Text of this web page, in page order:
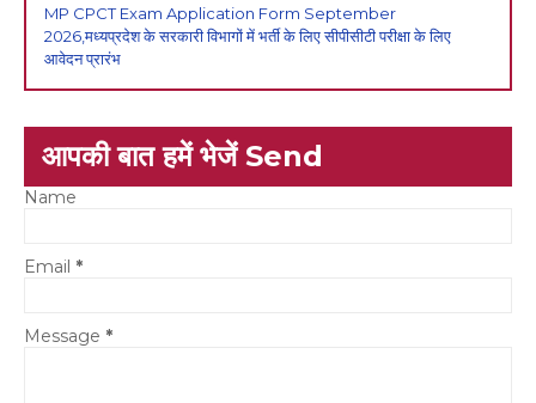
MP CPCT Exam Application Form September
2026,मध्यप्रदेश के सरकारी विभागों में भर्ती के लिए सीपीसीटी परीक्षा के लिए
आवेदन प्रारंभ
आपकी बात हमें भेजें Send
Name
Email *
Message *